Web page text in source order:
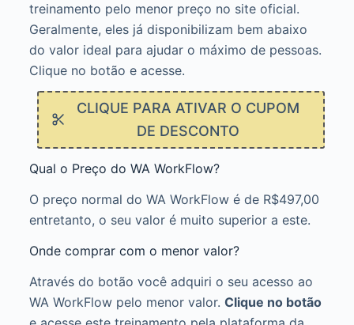
treinamento pelo menor preço no site oficial.
Geralmente, eles já disponibilizam bem abaixo
do valor ideal para ajudar o máximo de pessoas.
Clique no botão e acesse.
CLIQUE PARA ATIVAR O CUPOM
DE DESCONTO
Qual o Preço do WA WorkFlow?
O preço normal do WA WorkFlow é de R$497,00
entretanto, o seu valor é muito superior a este.
Onde comprar com o menor valor?
Através do botão você adquiri o seu acesso ao
WA WorkFlow pelo menor valor. Clique no botão